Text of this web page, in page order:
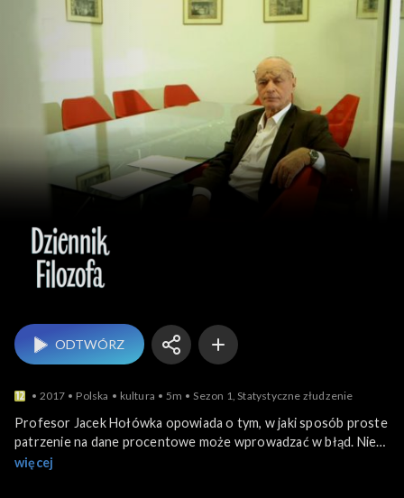
Dziennik filozofa
ODTWÓRZ
2017 Polska kultura 5m Sezon 1, Statystyczne złudzenie
Profesor Jacek Hołówka opowiada o tym, w jaki sposób proste
patrzenie na dane procentowe może wprowadzać w błąd. Nie
zawsze jest tak, że wyższe dane procentowe oznaczają wyższą
więcej